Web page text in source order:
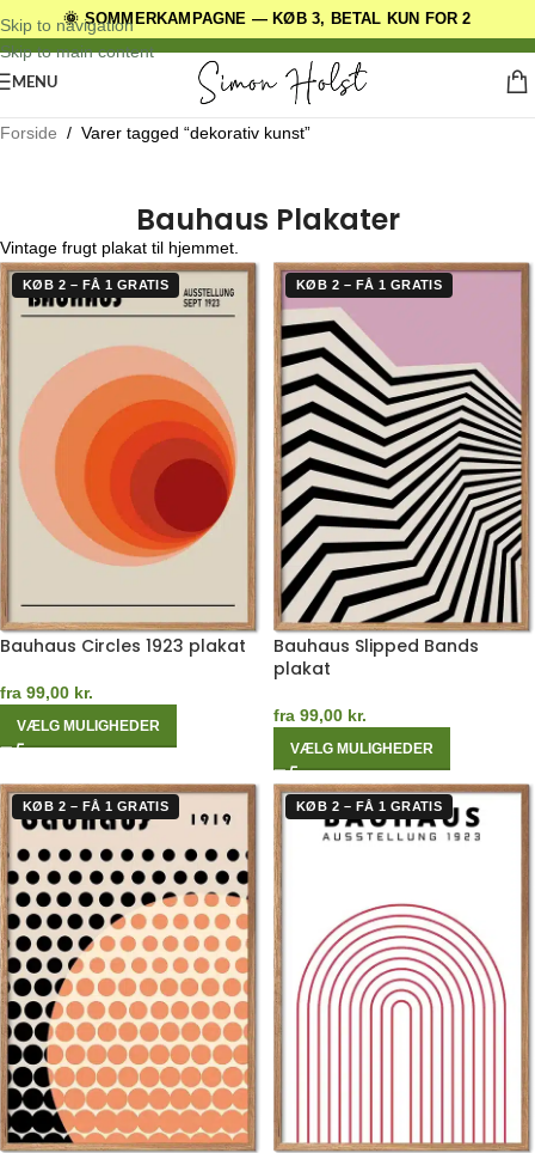
🌞 SOMMERKAMPAGNE — KØB 3, BETAL KUN FOR 2
Skip to navigation
Skip to main content
DANSKE ORIGINALE DESIGNS
MENU
Forside / Varer tagged “dekorativ kunst”
Bauhaus Plakater
Vintage frugt plakat til hjemmet.
KØB 2 – FÅ 1 GRATIS
Bauhaus Circles 1923 plakat
fra 99,00 kr.
VÆLG MULIGHEDER
KØB 2 – FÅ 1 GRATIS
Bauhaus Slipped Bands
plakat
fra 99,00 kr.
VÆLG MULIGHEDER
KØB 2 – FÅ 1 GRATIS KØB 2 – FÅ 1 GRATIS